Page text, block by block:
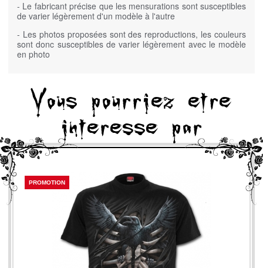
- Le fabricant précise que les mensurations sont susceptibles
de varier légèrement d'un modèle à l'autre
- Les photos proposées sont des reproductions, les couleurs
sont donc susceptibles de varier légèrement avec le modèle
en photo
Vous pourriez etre
interesse par
PROMOTION